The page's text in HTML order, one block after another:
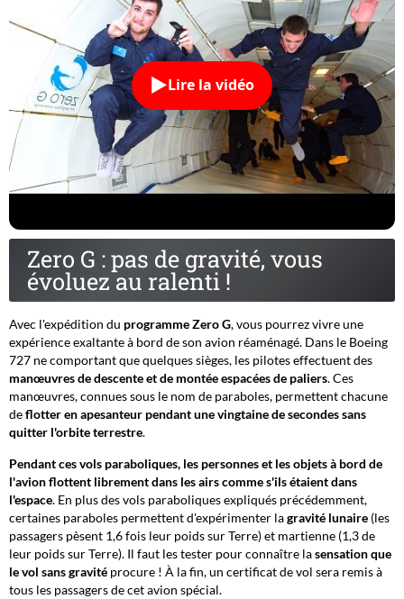
Lire la vidéo
Zero G : pas de gravité, vous
évoluez au ralenti !
Avec l'expédition du programme Zero G, vous pourrez vivre une
expérience exaltante à bord de son avion réaménagé. Dans le Boeing
727 ne comportant que quelques sièges, les pilotes effectuent des
manœuvres de descente et de montée espacées de paliers. Ces
manœuvres, connues sous le nom de paraboles, permettent chacune
deflotter en apesanteur pendant une vingtaine de secondes sans
quitter l'orbite terrestre.
Pendant ces vols paraboliques, les personnes et les objets à bord de
l'avion flottent librement dans les airs comme s'ils étaient dans
l'espace. En plus des vols paraboliques expliqués précédemment,
certaines paraboles permettent d'expérimenter lagravité lunaire (les
passagers pèsent 1,6 fois leur poids sur Terre) et martienne (1,3 de
leur poids sur Terre). Il faut les tester pour connaître lasensation que
le vol sans gravité procure ! À la fin, un certificat de vol sera remis à
tous les passagers de cet avion spécial.